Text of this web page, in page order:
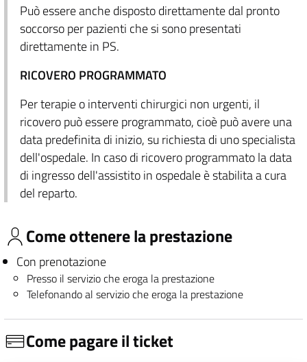
Può essere anche disposto direttamente dal pronto
soccorso per pazienti che si sono presentati
direttamente in PS.
RICOVERO PROGRAMMATO
Per terapie o interventi chirurgici non urgenti, il
ricovero può essere programmato, cioè può avere una
data predefinita di inizio, su richiesta di uno specialista
dell'ospedale. In caso di ricovero programmato la data
di ingresso dell'assistito in ospedale è stabilita a cura
del reparto.
Come ottenere la prestazione
Con prenotazione
Presso il servizio che eroga la prestazione
Telefonando al servizio che eroga la prestazione
Come pagare il ticket